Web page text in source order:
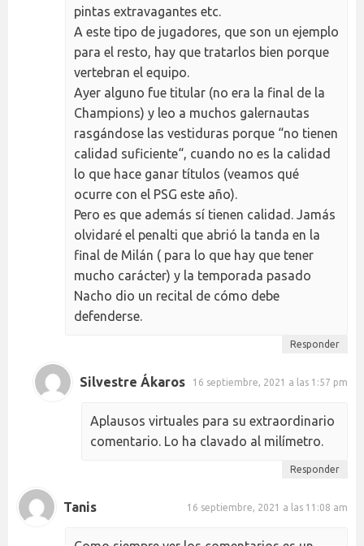
pintas extravagantes etc.
A este tipo de jugadores, que son un ejemplo
para el resto, hay que tratarlos bien porque
vertebran el equipo.
Ayer alguno fue titular (no era la final de la
Champions) y leo a muchos galernautas
rasgándose las vestiduras porque “no tienen
calidad suficiente“, cuando no es la calidad
lo que hace ganar títulos (veamos qué
ocurre con el PSG este año).
Pero es que además sí tienen calidad. Jamás
olvidaré el penalti que abrió la tanda en la
final de Milán ( para lo que hay que tener
mucho carácter) y la temporada pasado
Nacho dio un recital de cómo debe
defenderse.
Responder
Silvestre Ákaros 16 septiembre, 2021 a las 1:57 pm
Aplausos virtuales para su extraordinario
comentario. Lo ha clavado al milímetro.
Responder
Tanis 16 septiembre, 2021 a las 11:08 am